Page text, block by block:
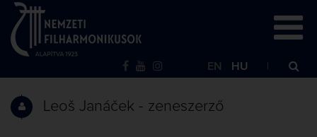
EN HU
Leoš Janáček - zeneszerző